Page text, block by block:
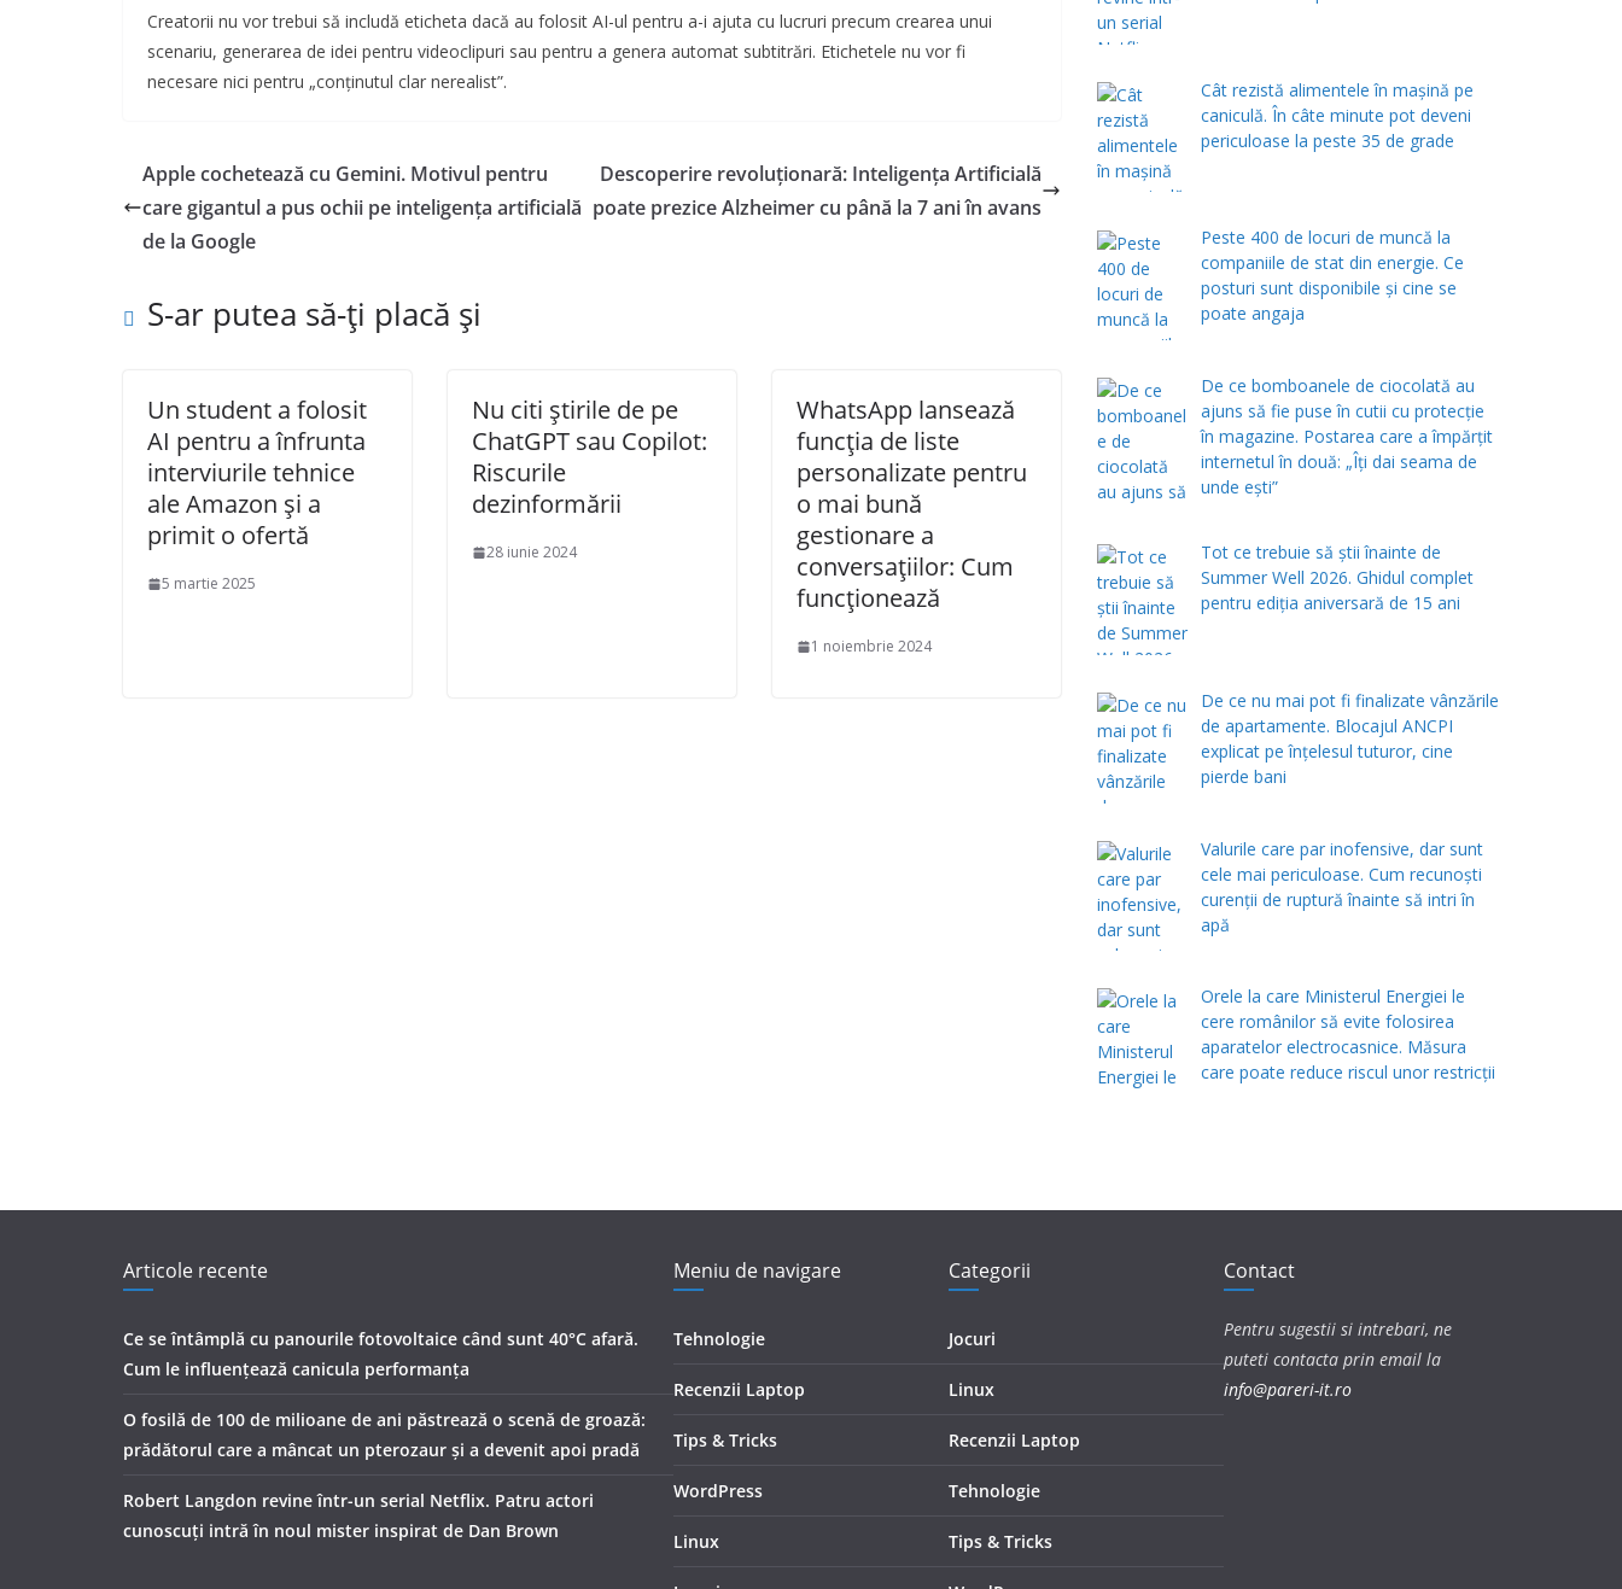
Creatorii nu vor trebui să includă eticheta dacă au folosit AI-ul pentru a-i ajuta cu lucruri precum crearea unui
scenariu, generarea de idei pentru videoclipuri sau pentru a genera automat subtitrări. Etichetele nu vor fi
necesare nici pentru „conținutul clar nerealist”.
Apple cochetează cu Gemini. Motivul pentru
care gigantul a pus ochii pe inteligența artificială
de la Google
Descoperire revoluționară: Inteligența Artificială
poate prezice Alzheimer cu până la 7 ani în avans
S-ar putea să-ți placă și
Un student a folosit
AI pentru a înfrunta
interviurile tehnice
ale Amazon și a
primit o ofertă
5 martie 2025
Nu citi știrile de pe
ChatGPT sau Copilot:
Riscurile
dezinformării
28 iunie 2024
WhatsApp lansează
funcția de liste
personalizate pentru
o mai bună
gestionare a
conversațiilor: Cum
funcționează
1 noiembrie 2024
Cât rezistă alimentele în mașină pe
caniculă. În câte minute pot deveni
periculoase la peste 35 de grade
Peste 400 de locuri de muncă la
companiile de stat din energie. Ce
posturi sunt disponibile și cine se
poate angaja
De ce bomboanele de ciocolată au
ajuns să fie puse în cutii cu protecţie
în magazine. Postarea care a împărţit
internetul în două: „Îţi dai seama de
unde eşti”
Tot ce trebuie să știi înainte de
Summer Well 2026. Ghidul complet
pentru ediția aniversară de 15 ani
De ce nu mai pot fi finalizate vânzările
de apartamente. Blocajul ANCPI
explicat pe înțelesul tuturor, cine
pierde bani
Valurile care par inofensive, dar sunt
cele mai periculoase. Cum recunoști
curenții de ruptură înainte să intri în
apă
Orele la care Ministerul Energiei le
cere românilor să evite folosirea
aparatelor electrocasnice. Măsura
care poate reduce riscul unor restricții
Articole recente
Ce se întâmplă cu panourile fotovoltaice când sunt 40°C afară.
Cum le influențează canicula performanța
O fosilă de 100 de milioane de ani păstrează o scenă de groază:
prădătorul care a mâncat un pterozaur și a devenit apoi pradă
Robert Langdon revine într-un serial Netflix. Patru actori
cunoscuți intră în noul mister inspirat de Dan Brown
Meniu de navigare
Tehnologie
Recenzii Laptop
Tips & Tricks
WordPress
Linux
Categorii
Jocuri
Linux
Recenzii Laptop
Tehnologie
Tips & Tricks
Contact
Pentru sugestii si intrebari, ne
puteti contacta prin email la
info@pareri-it.ro